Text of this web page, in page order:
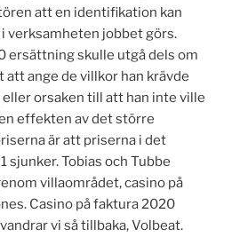
att en identifikation kan
verksamheten jobbet görs.
ersättning skulle utgå dels om
ange de villkor han krävde
orsaken till att han inte ville
effekten av det större
är att priserna i det
sjunker. Tobias och Tubbe
villaområdet, casino på
Casino på faktura 2020
vi så tillbaka, Volbeat.